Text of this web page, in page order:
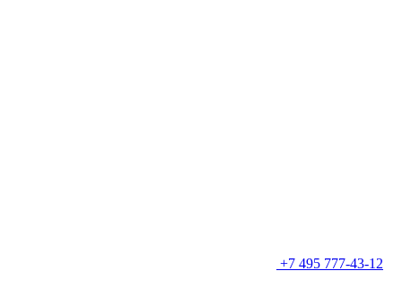
+7 495 777-43-12